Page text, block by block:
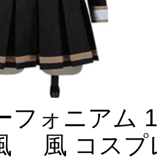
フォニアム 1
風 コスプ